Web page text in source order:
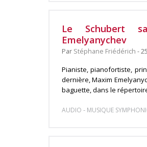
Le Schubert
Emelyanychev
Par Stéphane Friédérich -
Pianiste, pianofortiste,
dernière, Maxim
baguette, dans le
AUDIO - MUSIQUE